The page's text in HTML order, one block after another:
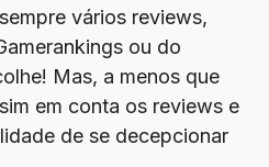
vários reviews,
ou do
Mas, a menos que
em conta os reviews e
de se decepcionar